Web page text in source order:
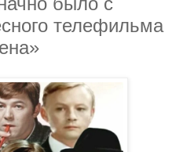
телефильма